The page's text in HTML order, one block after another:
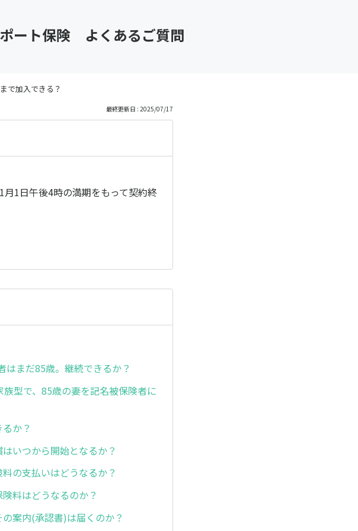
ート保険 よくあるご質問
で加入できる？
最終更新日 : 2025/07/17
1日午後4時の満期をもって契約終
まだ85歳。継続できるか？
型で、85歳の妻を記名被保険者に
か？
いつから開始となるか？
の支払いはどうなるか？
料はどうなるのか？
案内(承認書)は届くのか？